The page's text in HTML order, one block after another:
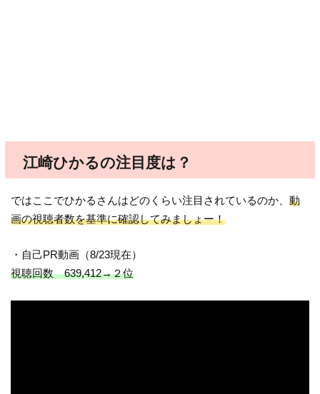
江崎ひかるの注目度は？
ではここでひかるさんはどのくらい注目されているのか、動
画の視聴者数を基準に確認してみましょー！
・自己PR動画（8/23現在）
視聴回数 639,412→２位